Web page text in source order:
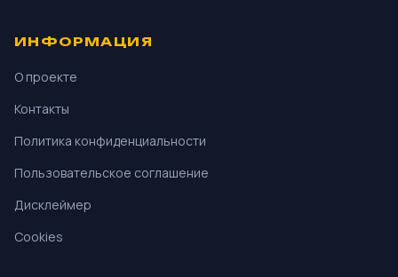
ИНФОРМАЦИЯ
О проекте
Контакты
Политика конфиденциальности
Пользовательское соглашение
Дисклеймер
Cookies